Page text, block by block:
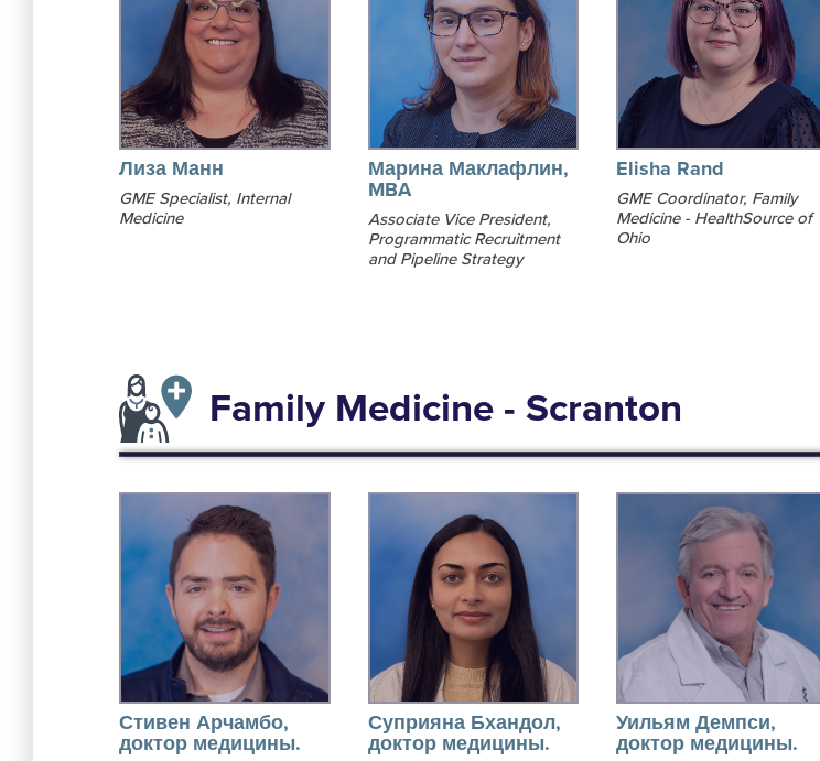
Лиза Манн
GME Specialist, Internal
Medicine
Марина Маклафлин,
MBA
Associate Vice President,
Programmatic Recruitment
and Pipeline Strategy
Elisha Rand
GME Coordinator, Family
Medicine - HealthSource of
Ohio
Family Medicine - Scranton
Стивен Арчамбо,
доктор медицины.
Суприяна Бхандол,
доктор медицины.
Уильям Демпси,
доктор медицины.